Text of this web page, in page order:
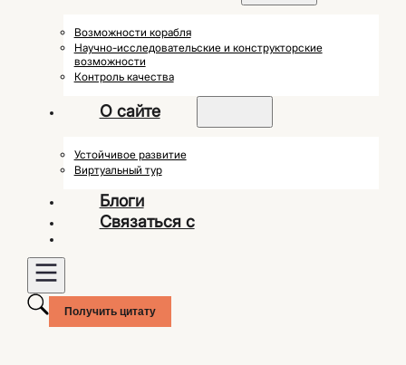
Возможности корабля
Научно-исследовательские и конструкторские
возможности
Контроль качества
О сайте
Устойчивое развитие
Виртуальный тур
Блоги
Связаться с
Получить цитату